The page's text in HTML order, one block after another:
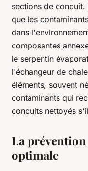
sections de conduit.
que les
dans
composantes
le serpentin
l'échangeur de
éléments, souvent
contaminants qui
conduits nettoyés
La
optimale